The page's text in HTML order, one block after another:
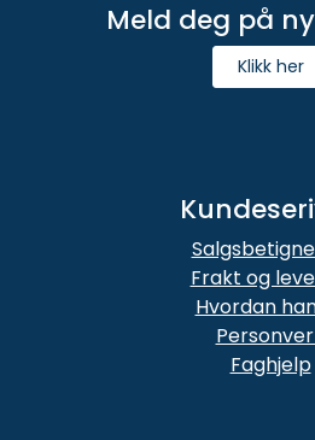
Meld deg på
Klikk her
Frakt og
Hvordan
Faghjelp